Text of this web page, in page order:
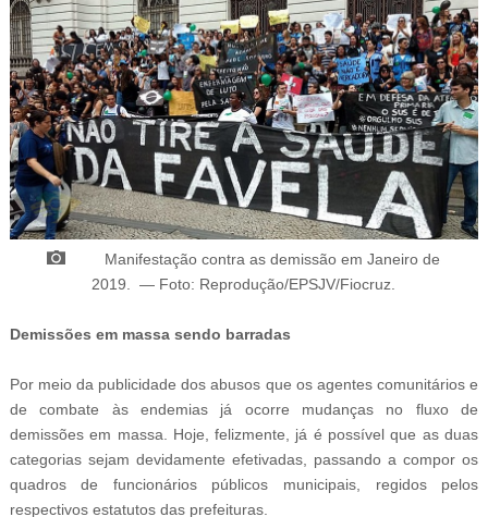
Manifestação contra as demissão em Janeiro de
2019. — Foto: Reprodução/EPSJV/Fiocruz.
Demissões em massa sendo barradas
Por meio da publicidade dos abusos que os agentes comunitários e
de combate às endemias já ocorre mudanças no fluxo de
demissões em massa. Hoje, felizmente, já é possível que as duas
categorias sejam devidamente efetivadas, passando a compor os
quadros de funcionários públicos municipais, regidos pelos
respectivos estatutos das prefeituras.